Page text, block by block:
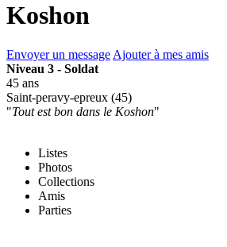
Koshon
Envoyer un message Ajouter à mes amis
Niveau 3 - Soldat
45 ans
Saint-peravy-epreux (45)
"Tout est bon dans le Koshon"
Listes
Photos
Collections
Amis
Parties